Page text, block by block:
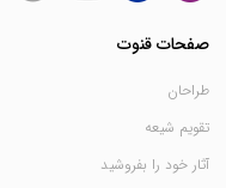
صفحات قنوت
طراحان
تقویم شیعه
آثار خود را بفروشید